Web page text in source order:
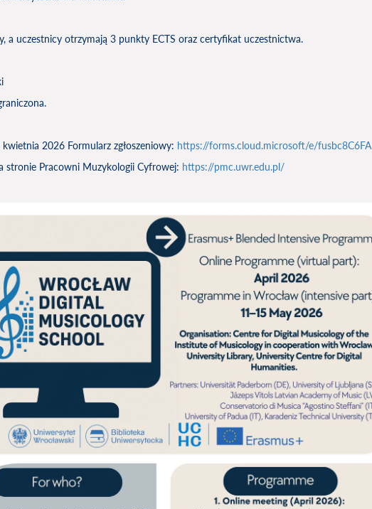
a uczestnicy otrzymają 3 punkty ECTS oraz certyfikat uczestnictwa.
kwietnia 2026 Formularz zgłoszeniowy: https://forms.cloud.microsoft/e/fusbc8C6FA
stronie Pracowni Muzykologii Cyfrowej: https://pmc.uwr.edu.pl/